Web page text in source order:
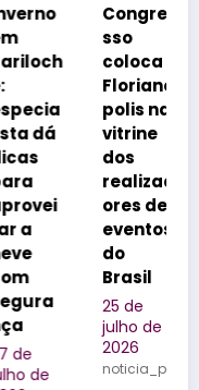
Congre
sso
coloca
polis na
vitrine
dos
realizad
ores de
eventos
do
Brasil
25 de
julho de
2026
noticia_publicada
Netos
inspira
m
rótulos
e
reforça
m o
legado
da
família
na
Quinta
do
Olivard
o
24 de